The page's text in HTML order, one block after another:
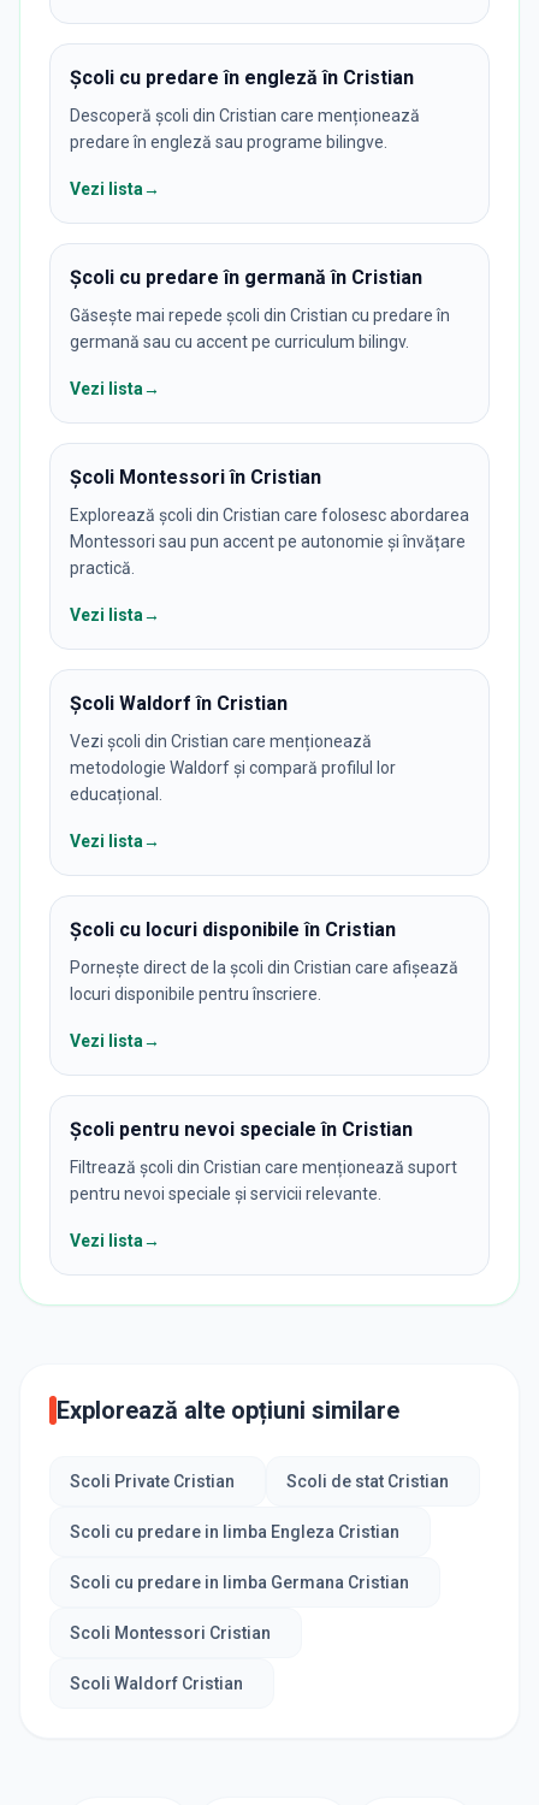
Școli cu predare în engleză în Cristian
Descoperă școli din Cristian care menționează
predare în engleză sau programe bilingve.
Vezi lista→
Școli cu predare în germană în Cristian
Găsește mai repede școli din Cristian cu predare în
germană sau cu accent pe curriculum bilingv.
Vezi lista→
Școli Montessori în Cristian
Explorează școli din Cristian care folosesc abordarea
Montessori sau pun accent pe autonomie și învățare
practică.
Vezi lista→
Școli Waldorf în Cristian
Vezi școli din Cristian care menționează
metodologie Waldorf și compară profilul lor
educațional.
Vezi lista→
Școli cu locuri disponibile în Cristian
Pornește direct de la școli din Cristian care afișează
locuri disponibile pentru înscriere.
Vezi lista→
Școli pentru nevoi speciale în Cristian
Filtrează școli din Cristian care menționează suport
pentru nevoi speciale și servicii relevante.
Vezi lista→
Explorează alte opțiuni similare
Scoli Private Cristian Scoli de stat Cristian
Scoli cu predare in limba Engleza Cristian
Scoli cu predare in limba Germana Cristian
Scoli Montessori Cristian
Scoli Waldorf Cristian